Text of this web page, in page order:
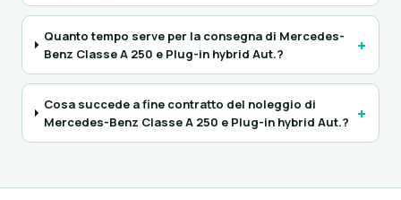
Quanto tempo serve per la consegna di Mercedes-
Benz Classe A 250 e Plug-in hybrid Aut.?
+
Cosa succede a fine contratto del noleggio di
Mercedes-Benz Classe A 250 e Plug-in hybrid Aut.?
+